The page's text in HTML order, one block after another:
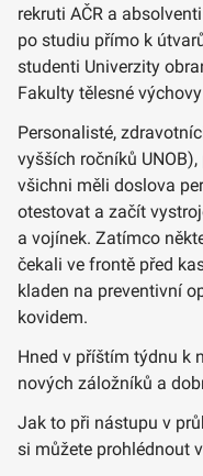
rekruti AČR a
po studiu přímo k
studenti Univerzity
Fakulty tělesné
Personalisté,
vyšších ročníků
všichni měli doslova
otestovat a začít
a vojínek. Zatímco
čekali ve frontě před
kladen na preventivní
kovidem.
Hned v příštím týdnu k
nových záložníků a
Jak to při nástupu v
si můžete prohlédnout